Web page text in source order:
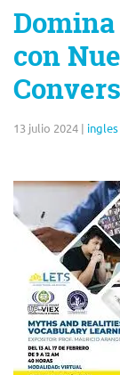
con
13 julio 2024 | ingles